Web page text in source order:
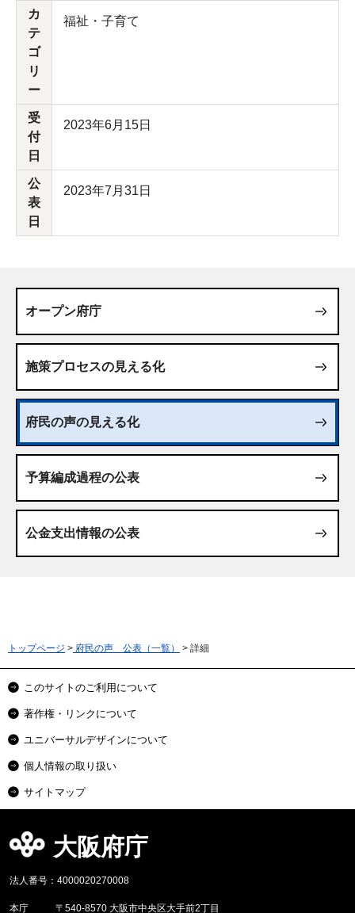
カ
テ
ゴ
リ
ー
福祉・子育て
受
付
日
2023年6月15日
公
表
日
2023年7月31日
オープン府庁
施策プロセスの見える化
府民の声の見える化
予算編成過程の公表
公金支出情報の公表
トップページ > 府民の声 公表（一覧） > 詳細
このサイトのご利用について
著作権・リンクについて
ユニバーサルデザインについて
個人情報の取り扱い
サイトマップ
大阪府庁
法人番号：4000020270008
本庁 〒540-8570 大阪市中央区大手前2丁目